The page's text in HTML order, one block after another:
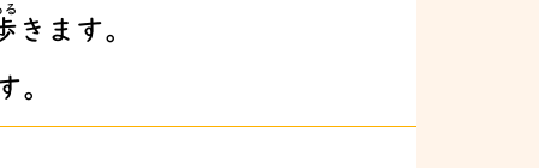
る
きます。
。